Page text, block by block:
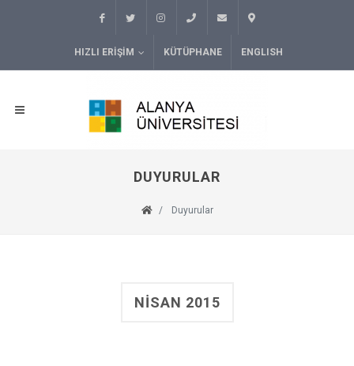
HIZLI ERIŞIM KÜTÜPHANE ENGLISH
DUYURULAR
Duyurular
NISAN 2015